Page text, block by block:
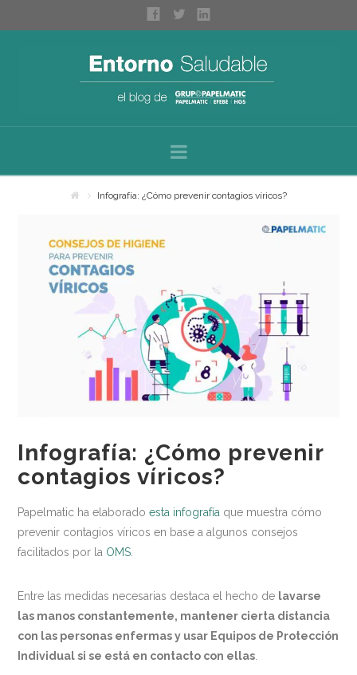
Navigation
Categorías
Espacios saludables
Bienestar personal
Medio ambiente
Centros sanitarios
Industria Alimentaria
Oficinas
Newsletter
Contacto
Infografía: ¿Cómo prevenir contagios víricos?
Infografía: ¿Cómo prevenir
contagios víricos?
Papelmatic ha elaboradoesta infografía que muestra cómo
prevenir contagios víricos en base a algunos consejos
facilitados por la OMS.
Entre las medidas necesarias destaca el hecho de lavarse
las manos constantemente, mantener cierta distancia
con las personas enfermas y usar Equipos de Protección
Individual si se está en contacto con ellas.